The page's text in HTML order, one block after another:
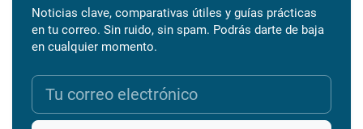
Noticias clave, comparativas útiles y guías prácticas
en tu correo. Sin ruido, sin spam. Podrás darte de baja
en cualquier momento.